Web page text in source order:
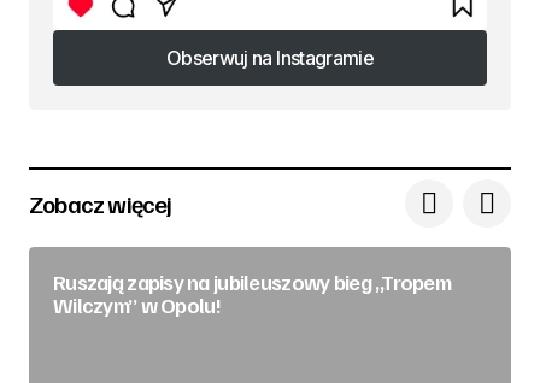
Obserwuj na Instagramie
Obserwuj na Instagramie
Zobacz więcej
Ruszają zapisy na jubileuszowy bieg „Tropem
Wilczym” w Opolu!